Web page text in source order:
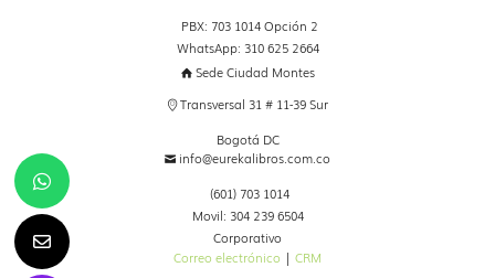
PBX: 703 1014 Opción 2
WhatsApp: 310 625 2664
Sede Ciudad Montes
Transversal 31 # 11-39 Sur
Bogotá DC
info@eurekalibros.com.co
(601) 703 1014
Movil: 304 239 6504
Corporativo
Correo electrónico | CRM